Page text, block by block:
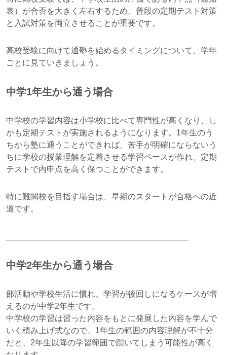
表）が合否を大きく左右するため、普段の定期テスト対策
と入試対策を両立させることが重要です。
高校受験に向けて通塾を始めるタイミングについて、学年
ごとに見ていきましょう。
中学1年生から通う場合
中学校の学習内容は小学校に比べて専門性が高くなり、し
かも定期テストが実施されるようになります。1年生のう
ちから塾に通うことができれば、苦手が明確にならないう
ちに学校の授業理解を定着させる学習ペースが作れ、定期
テストで内申点を高く保つことができます。
特に難関校を目指す場合は、早期のスタートが合格への近
道です。
中学2年生から通う場合
部活動や学校生活に慣れ、学習が後回しになるケースが増
えるのが中学2年生です。
中学校の学習は習った内容をもとに発展した内容を学んで
いく積み上げ式なので、1年生の範囲の内容理解が不十分
だと、2年生以降の学習範囲で躓いてしまう可能性が高く